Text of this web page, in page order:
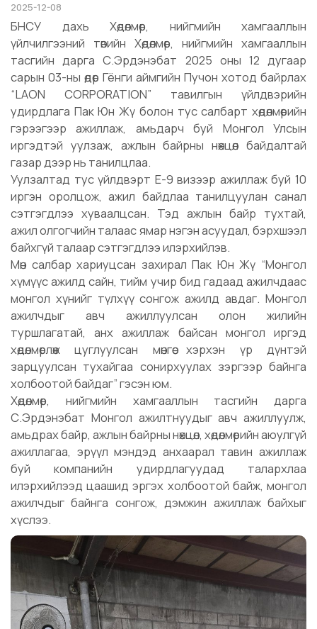
2025-12-08
БНСУ дахь Хөдөлмөр, нийгмийн хамгааллын
үйлчилгээний төвийн Хөдөлмөр, нийгмийн хамгааллын
тасгийн дарга С.Эрдэнэбат 2025 оны 12 дугаар
сарын 03-ны өдөр Гёнги аймгийн Пучон хотод байрлах
“LAON CORPORATION” тавилгын үйлдвэрийн
удирдлага Пак Юн Жү болон тус салбарт хөдөлмөрийн
гэрээгээр ажиллаж, амьдарч буй Монгол Улсын
иргэдтэй уулзаж, ажлын байрны нөхцөл байдалтай
газар дээр нь танилцлаа.
Уулзалтад тус үйлдвэрт Е-9 визээр ажиллаж буй 10
иргэн оролцож, ажил байдлаа танилцуулан санал
сэтгэгдлээ хуваалцсан. Тэд ажлын байр тухтай,
ажил олгогчийн талаас ямар нэгэн асуудал, бэрхшээл
байхгүй талаар сэтгэгдлээ илэрхийлэв.
Мөн салбар хариуцсан захирал Пак Юн Жү “Монгол
хүмүүс ажилд сайн, тийм учир бид гадаад ажилчдаас
монгол хүнийг түлхүү сонгож ажилд авдаг. Монгол
ажилчдыг авч ажиллуулсан олон жилийн
туршлагатай, анх ажиллаж байсан монгол иргэд
хөдөлмөрлөж цуглуулсан мөнгөө хэрхэн үр дүнтэй
зарцуулсан тухайгаа сонирхуулах зэргээр байнга
холбоотой байдаг” гэсэн юм.
Хөдөлмөр, нийгмийн хамгааллын тасгийн дарга
С.Эрдэнэбат Монгол ажилтнуудыг авч ажиллуулж,
амьдрах байр, ажлын байрны нөхцөл, хөдөлмөрийн аюулгүй
ажиллагаа, эрүүл мэндэд анхаарал тавин ажиллаж
буй компанийн удирдлагуудад талархлаа
илэрхийлээд цаашид эргэх холбоотой байж, монгол
ажилчдыг байнга сонгож, дэмжин ажиллаж байхыг
хүслээ.